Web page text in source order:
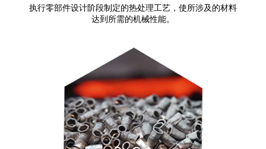
执行零部件设计阶段制定的热处理工艺，使所涉及的材料
达到所需的机械性能。